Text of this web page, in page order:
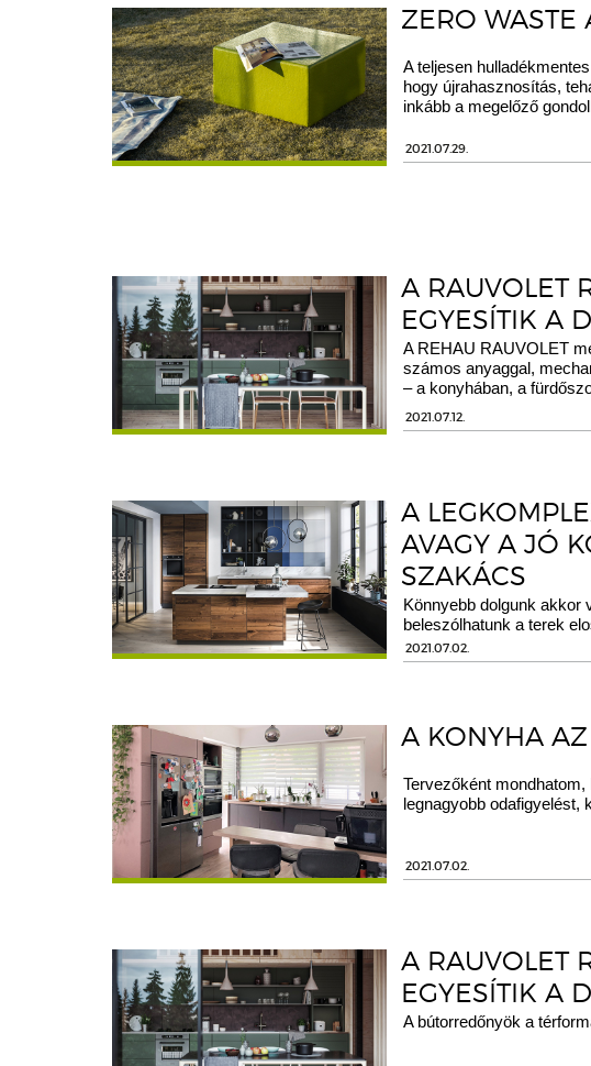
ZERO WASTE
A teljesen
hogy újrahasznosítás,
inkább a megelőző
2021.07.29.
A RAUVOLET
EGYESÍTIK A
A REHAU RAUVOLET
számos anyaggal,
– a konyhában, a
2021.07.12.
A
AVAGY A JÓ
SZAKÁCS
Könnyebb dolgunk akkor
beleszólhatunk a terek
2021.07.02.
A KONYHA
Tervezőként
legnagyobb odafigyelést,
2021.07.02.
A RAUVOLET
EGYESÍTIK A
A bútorredőnyök a